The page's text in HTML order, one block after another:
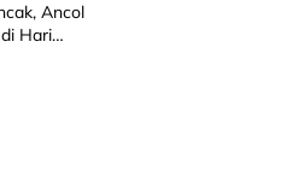
Ancol
Hari